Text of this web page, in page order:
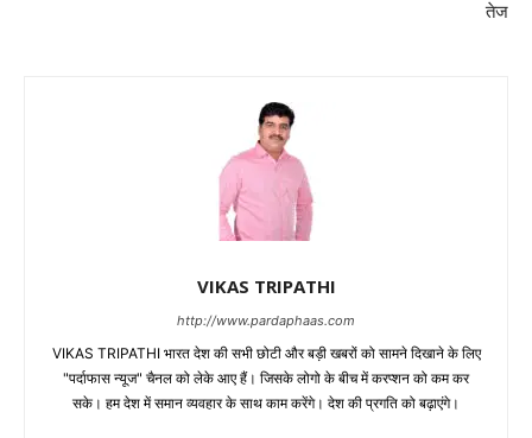
तेज
VIKAS TRIPATHI
http://www.pardaphaas.com
VIKAS TRIPATHI भारत देश की सभी छोटी और बड़ी खबरों को सामने दिखाने के लिए
"पर्दाफास न्यूज" चैनल को लेके आए हैं। जिसके लोगो के बीच में करप्शन को कम कर
सके। हम देश में समान व्यवहार के साथ काम करेंगे। देश की प्रगति को बढ़ाएंगे।